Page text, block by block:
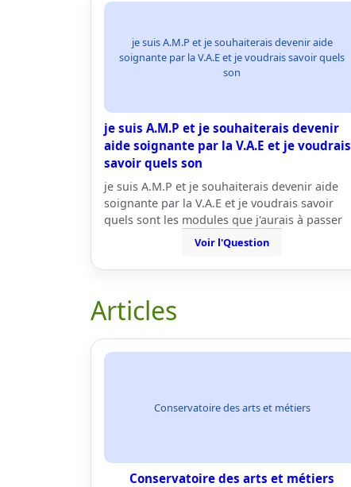
je suis A.M.P et je souhaiterais devenir aide
soignante par la V.A.E et je voudrais savoir quels
son
je suis A.M.P et je souhaiterais devenir
aide soignante par la V.A.E et je voudrais
savoir quels son
je suis A.M.P et je souhaiterais devenir aide
soignante par la V.A.E et je voudrais savoir
quels sont les modules que j'aurais à passer
Voir l'Question
Articles
Conservatoire des arts et métiers
Conservatoire des arts et métiers